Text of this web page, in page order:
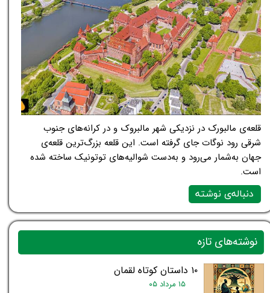
قلعه‌ی مالبورک در نزدیکی شهر مالبروک و در کرانه‌های جنوب
شرقی رود نوگات جای گرفته است. این قلعه بزرگ‌ترین قلعه‌ی
جهان به‌شمار می‌رود و به‌دست شوالیه‌های توتونیک ساخته شده
است.
دنباله‌ی نوشته
۱۰ داستان کوتاه لقمان
۱۵ مرداد ۰۵
نوشته‌های تازه